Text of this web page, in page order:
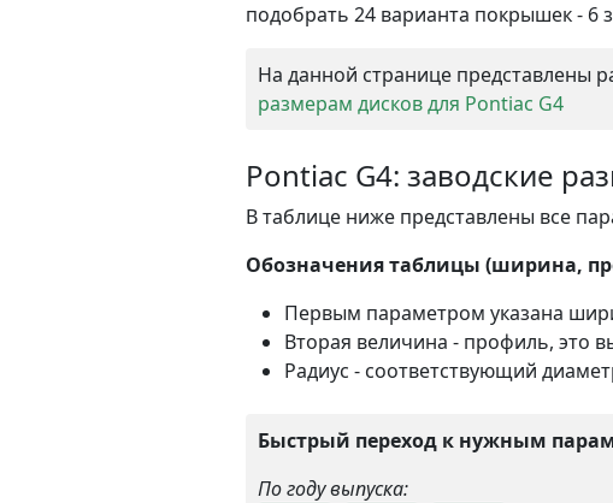
подобрать 24 варианта покрышек - 6
На данной странице представлены
размерам дисков для Pontiac G4
Pontiac G4: заводские
В таблице ниже представлены все
Обозначения таблицы (ширина,
Первым параметром указана
Вторая величина - профиль, это
Радиус - соответствующий
Быстрый переход к нужным
По году выпуска: